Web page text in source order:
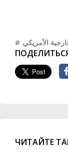
الأمريكي
ЧИТАЙТЕ